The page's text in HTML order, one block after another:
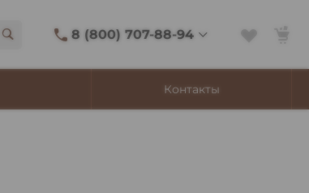
8 (800) 707-88-94
8 (800) 707-88-94
Адмирала Фокина, 8
Контакты